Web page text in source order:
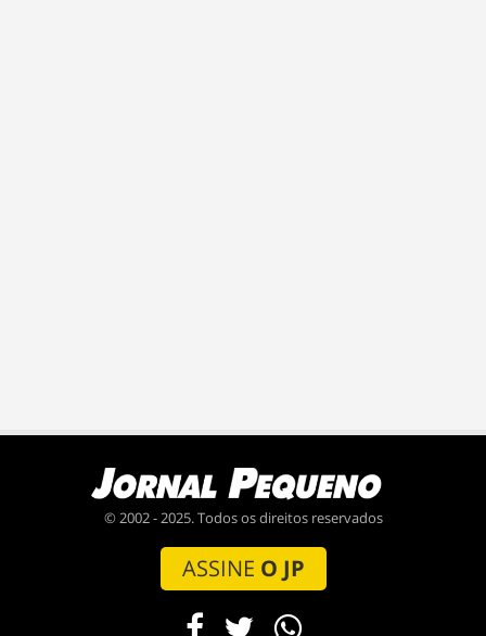
© 2002 - 2025. Todos os direitos reservados
ASSINE O JP